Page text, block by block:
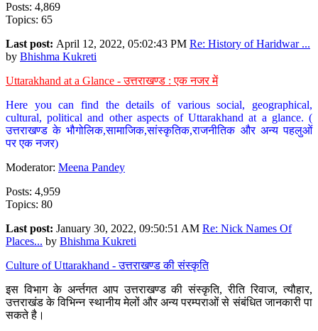
Posts: 4,869
Topics: 65
Last post: April 12, 2022, 05:02:43 PM Re: History of Haridwar ...
by Bhishma Kukreti
Uttarakhand at a Glance - उत्तराखण्ड : एक नजर में
Here you can find the details of various social, geographical,
cultural, political and other aspects of Uttarakhand at a glance. (
उत्तराखण्ड के भौगोलिक,सामाजिक,सांस्कृतिक,राजनीतिक और अन्य पहलुओं
पर एक नजर)
Moderator: Meena Pandey
Posts: 4,959
Topics: 80
Last post: January 30, 2022, 09:50:51 AM Re: Nick Names Of
Places... by Bhishma Kukreti
Culture of Uttarakhand - उत्तराखण्ड की संस्कृति
इस विभाग के अर्न्तगत आप उत्तराखण्ड की संस्कृति, रीति रिवाज, त्यौहार,
उत्तराखंड के विभिन्न स्थानीय मेलों और अन्य परम्पराओं से संबंधित जानकारी पा
सकते है।